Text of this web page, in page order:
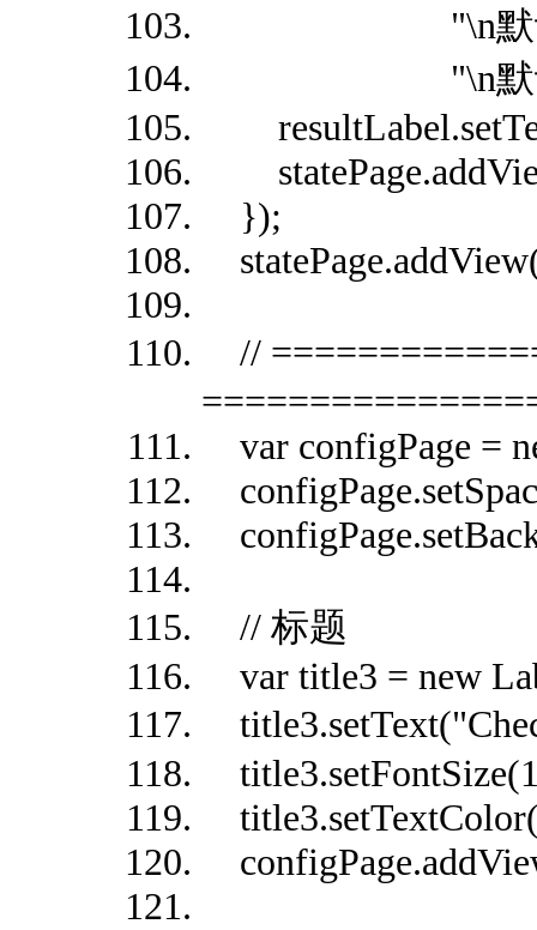
"\n默认选中:
"\n默认未选
});
//
var configPage =
// 标题
var title3 = new